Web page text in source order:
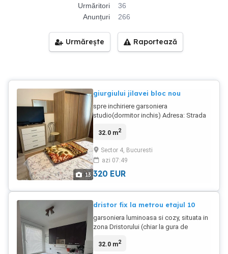
Urmăritori
36
Anunțuri
266
Urmărește Raportează
13
giurgiului jilavei bloc nou
spre inchiriere garsoniera
studio(dormitor inchis) Adresa: Strada
renovata recent etaj 3 3, bloc linistit;
prima luna de chirie + o luna garantie
contract de inchiriere pe minim 12 luni
Nu se accepta fumatori. Nu se accepta
32.0 m2
Sector 4, Bucuresti
azi 07:49
320 EUR
dristor fix la metrou etajul 10
garsoniera luminoasa si cozy, situata in
zona Dristorului (chiar la gura de
confort si acces rapid la transport,
32.0 m2